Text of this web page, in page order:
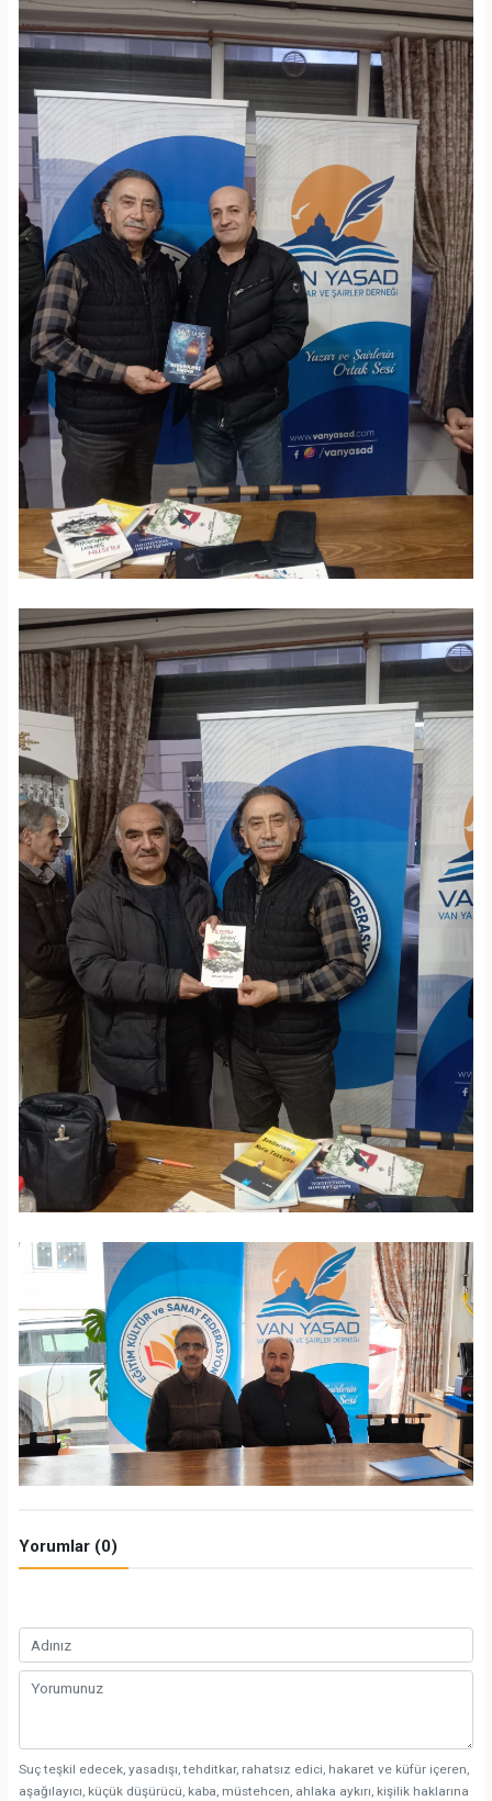
Yorumlar (0)
Suç teşkil edecek, yasadışı, tehditkar, rahatsız edici, hakaret ve küfür içeren,
aşağılayıcı, küçük düşürücü, kaba, müstehcen, ahlaka aykırı, kişilik haklarına